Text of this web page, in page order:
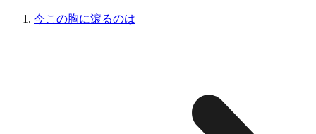
今この胸に滾るのは